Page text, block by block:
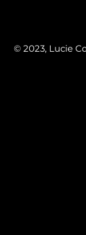
© 2023, Lucie